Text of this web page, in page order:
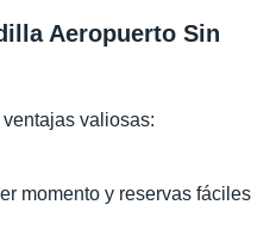
Aeropuerto Sin
valiosas:
momento y reservas fáciles